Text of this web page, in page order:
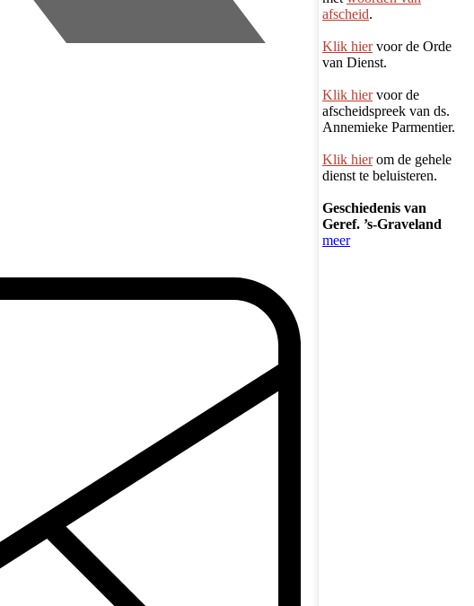
afscheid.
Klik hiervoor de Orde
van Dienst.
Klik hiervoor de
afscheidspreek van ds.
Annemieke Parmentier.
Klik hierom de gehele
dienst te beluisteren.
Geschiedenis van
Geref. ’s-Graveland
meer